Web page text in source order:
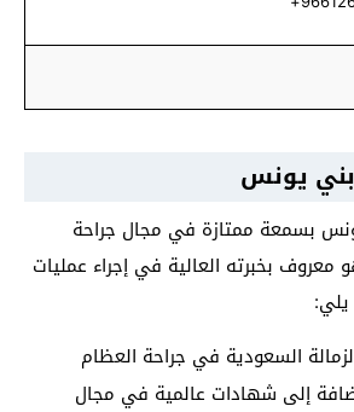
بني يونس
بسمعة ممتازة في مجال جراحة
بخبرته العالية في إجراء عمليات
يلي:
السعودية في جراحة العظام
إلى شهادات عالمية في مجال